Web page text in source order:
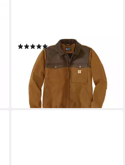
Carhartt Montana
(5)
152,75 € UVP196,99 €
-22%
lieferbar - in 2-3 Werktagen bei dir